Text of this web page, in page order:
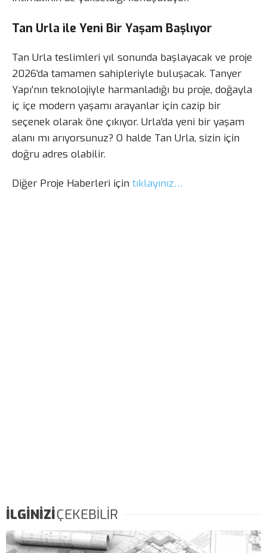
Tan Urla ile Yeni Bir Yaşam Başlıyor
Tan Urla teslimleri yıl sonunda başlayacak ve proje
2026’da tamamen sahipleriyle buluşacak. Tanyer
Yapı’nın teknolojiyle harmanladığı bu proje, doğayla
iç içe modern yaşamı arayanlar için cazip bir
seçenek olarak öne çıkıyor. Urla’da yeni bir yaşam
alanı mı arıyorsunuz? O halde Tan Urla, sizin için
doğru adres olabilir.
Diğer Proje Haberleri için tıklayınız…
İLGİNİZİÇEKEBİLİR